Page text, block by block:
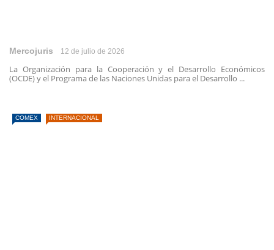
Mercojuris 12 de julio de 2026
La Organización para la Cooperación y el Desarrollo Económicos
(OCDE) y el Programa de las Naciones Unidas para el Desarrollo ...
COMEX INTERNACIONAL